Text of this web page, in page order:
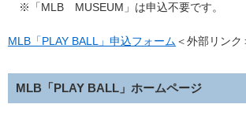
※「MLB MUSEUM」は申込不要です。
MLB「PLAY BALL」申込フォーム ＜外部リンク
MLB「PLAY BALL」ホームページ